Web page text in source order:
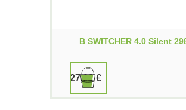
B SWITCHER 4.0 Silent
27,00 €